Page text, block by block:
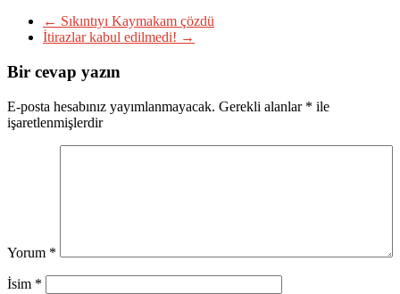
← Sıkıntıyı Kaymakam çözdü
İtirazlar kabul edilmedi! →
Bir cevap yazın
E-posta hesabınız yayımlanmayacak. Gerekli alanlar * ile
işaretlenmişlerdir
Yorum *
İsim *